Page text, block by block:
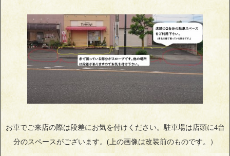
お車でご来店の際は段差にお気を付けください。駐車場は店頭に4台
分のスペースがございます。(上の画像は改装前のものです。）